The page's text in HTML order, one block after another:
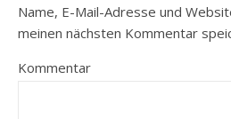
Name, E-Mail-Adresse und
meinen nächsten Kommentar
Kommentar